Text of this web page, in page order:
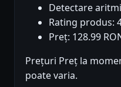
Detectare
Rating produs:
Preț: 128.99
Prețuri Preț la
poate varia.